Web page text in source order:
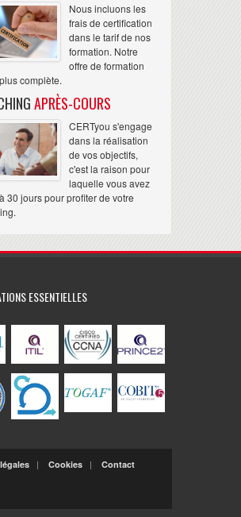
Nous incluons les
frais de certification
dans le tarif de nos
formation. Notre
offre de formation
complète.
APRÈS-COURS
CERTyou s'engage
dans la réalisation
de vos objectifs,
c'est la raison pour
laquelle vous avez
30 jours pour profiter de votre
ESSENTIELLES
| Cookies | Contact